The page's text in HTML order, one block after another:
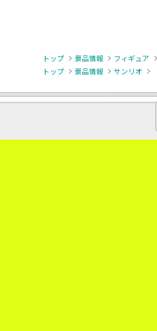
トップ 景品情報 フィギュア
トップ
景品情報 サンリオ